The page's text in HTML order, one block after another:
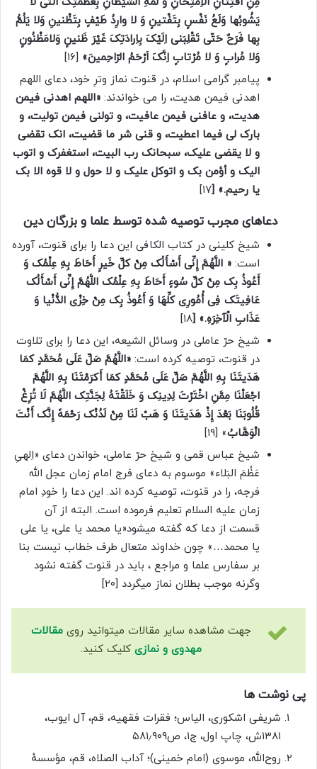
یَشُوبُها وَلَعُ نَفْسٍ بِتَفْتینٍ وَ لا وارِدُ طَیْفٍ بِتَظْنینِ وَلا یَلُمُّ
بِها فَرَحٌ حَتّی تَقْلِبَنی اِلَیْکَ بِاِرادَتِکَ غَیْرَ ظَنینٍ وَلامَظْنُونٍ
وَلا مُرابٍ وَ لا مُرْتابٍ اِنَّکَ اَرْحَمُ الرّاحِمینَ» [۱۶]
پیامبر گرامی اسلام، در قنوت نماز وترِ خود، دعای اللهم
اهدنی فیمن هدیت، را می خواندند: «اللهم اهدنی فیمن
هدیت، و عافنی فیمن عافیت، و تولنی فیمن تولیت، و
بارک لی فیما اعطیت، و قنی شر ما قضیت، انک تقضی
و لا یقضی علیک، سبحانک رب البیت، استغفرک و اتوب
الیک و أؤمن بک و اتوکل علیک و لا حول و لا قوه الا بک
یا رحیم.» [۱۷]
دعاهای مجرب توصیه شده توسط علما و بزرگان دین
شیخ کلینی در کتاب الکافی این دعا را برای قنوت، آورده
است: « اللَّهُمَّ إِنِّی أَسْأَلُک مِنْ کلِّ خَیرٍ أَحَاطَ بِهِ عِلْمُک وَ
أَعُوذُ بِک مِنْ کلِّ سُوءٍ أَحَاطَ بِهِ عِلْمُک اللَّهُمَّ إِنِّی أَسْأَلُک
عَافِیتَک فِی أُمُورِی کلِّهَا وَ أَعُوذُ بِک مِنْ خِزْی الدُّنْیا وَ
عَذَابِ الْآخِرَهِ.» [۱۸]
شیخ حرّ عاملی در وسائل الشیعه، این دعا را برای تلاوت
در قنوت، توصیه کرده است: «اللَّهُمَّ صَلِّ عَلَی مُحَمَّدٍ کمَا
هَدَیتَنَا بِهِ اللَّهُمَّ صَلِّ عَلَی مُحَمَّدٍ کمَا أَکرَمْتَنَا بِهِ اللَّهُمَّ
اجْعَلْنَا مِمَّنِ اخْتَرْتَ لِدِینِک وَ خَلَقْتَهُ لِجَنَّتِک اللَّهُمَّ لَا تُزِغْ
قُلُوبَنَا بَعْدَ إِذْ هَدَیتَنَا وَ هَبْ لَنَا مِنْ لَدُنْک رَحْمَهً إِنَّک أَنْتَ
الْوَهَّابُ» [۱۹]
شیخ عباس قمی و شیخ حرّ عاملی، خواندن دعای «اِلهیِ
عَظُمَ البَلاء» موسوم به دعای فرج امام زمان عجل الله
فرجه، را در قنوت، توصیه کرده اند. این دعا را خودِ امام
زمان علیه السلام تعلیم فرموده است. البته از آن
قسمت از دعا که گفته میشود«یا محمد یا علی، یا علی
یا محمد…» چون خداوند متعال طرف خطاب نیست بنا
بر سفارس علما و مراجع ، باید در قنوت گفته نشود
وگرنه موجب بطلان نماز میگردد [۲۰]
جهت مشاهده سایر مقالات میتوانید رویمقالات
مهدوی و نمازی کلیک کنید.
پی نوشت ها
شریفی اشکوری، الیاس؛ فقرات فقهیه، قم، آل ایوب،
۱۳۸۱ش، چاپ اول، ج۱، ص۵۸۱٫۹۰۹
روح‌الله، موسوی (امام خمینی)؛ آداب الصلاه، قم، مؤسسهٔ